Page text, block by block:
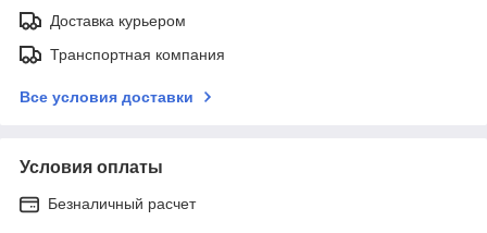
Доставка курьером
Транспортная компания
Все условия доставки
Условия оплаты
Безналичный расчет